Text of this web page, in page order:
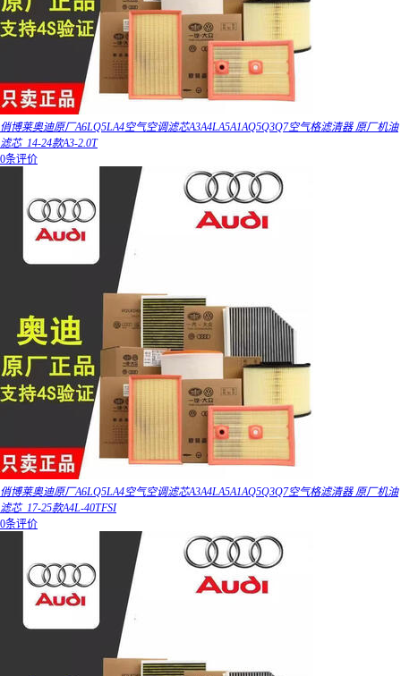
俏博莱奥迪原厂A6LQ5LA4空气空调滤芯A3A4LA5A1AQ5Q3Q7空气格滤清器 原厂机油
滤芯_14-24款A3-2.0T
0条评价
俏博莱奥迪原厂A6LQ5LA4空气空调滤芯A3A4LA5A1AQ5Q3Q7空气格滤清器 原厂机油
滤芯_17-25款A4L-40TFSI
0条评价